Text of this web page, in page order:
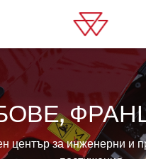
център за инженерни и